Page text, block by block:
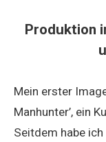
Produktion
Mein erster
Manhunter’, ein
Seitdem habe